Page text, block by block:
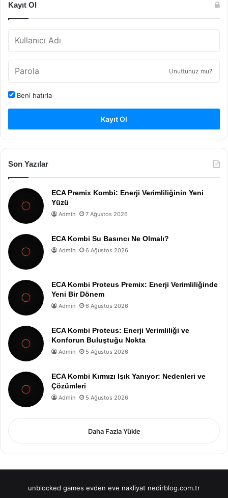
Kayıt Ol
Unuttunuz mu?
Beni hatırla
Kayıt Ol
Son Yazılar
ECA Premix Kombi: Enerji Verimliliğinin Yeni
Yüzü
Admin 7 Ağustos 2026
ECA Kombi Su Basıncı Ne Olmalı?
Admin 6 Ağustos 2026
ECA Kombi Proteus Premix: Enerji Verimliliğinde
Yeni Bir Dönem
Admin 6 Ağustos 2026
ECA Kombi Proteus: Enerji Verimliliği ve
Konforun Buluştuğu Nokta
Admin 5 Ağustos 2026
ECA Kombi Kırmızı Işık Yanıyor: Nedenleri ve
Çözümleri
Admin 5 Ağustos 2026
Daha Fazla Yükle
unblocked games evden eve nakliyat nedirblog.com.tr